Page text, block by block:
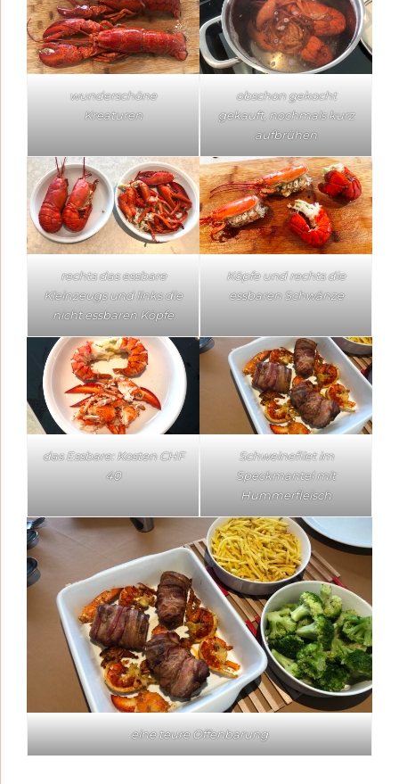
wunderschöne
Kreaturen
obschon gekocht
gekauft, nochmals kurz
aufbrühen
rechts das essbare
Kleinzeugs und links die
nicht essbaren Köpfe
Köpfe und rechts die
essbaren Schwänze
das Essbare: Kosten CHF
40
Schweinefilet im
Speckmantel mit
Hummerfleisch
eine teure Offenbarung